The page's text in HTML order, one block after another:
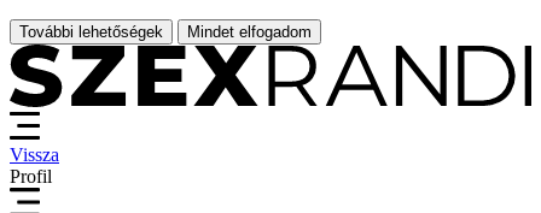
További lehetőségek Mindet elfogadom
Vissza
Profil